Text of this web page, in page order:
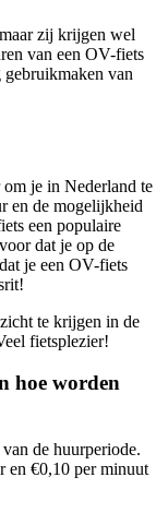
zij krijgen wel
van een OV-fiets
van
je in Nederland te
en de mogelijkheid
een populaire
dat je op de
je een OV-fiets
te krijgen in de
fietsplezier!
hoe worden
de huurperiode.
en €0,10 per minuut